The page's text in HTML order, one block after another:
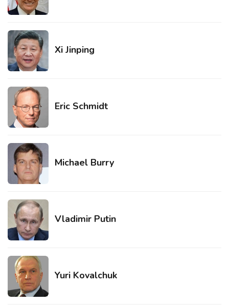
Xi Jinping
Eric Schmidt
Michael Burry
Vladimir Putin
Yuri Kovalchuk